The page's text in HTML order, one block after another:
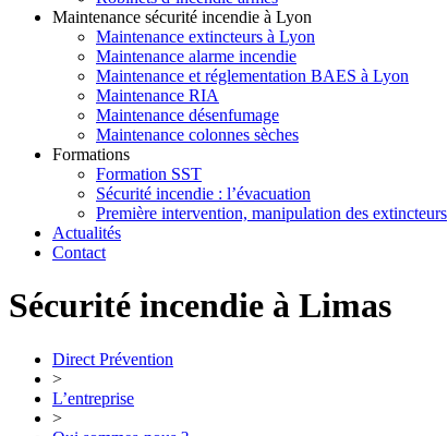
Maintenance sécurité incendie à Lyon
Maintenance extincteurs à Lyon
Maintenance alarme incendie
Maintenance et réglementation BAES à Lyon
Maintenance RIA
Maintenance désenfumage
Maintenance colonnes sèches
Formations
Formation SST
Sécurité incendie : l’évacuation
Première intervention, manipulation des extincteurs
Actualités
Contact
Sécurité incendie à Limas
Direct Prévention
>
L’entreprise
>